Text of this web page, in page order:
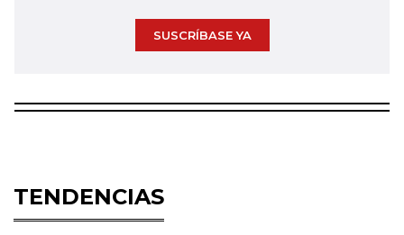
SUSCRÍBASE YA
TENDENCIAS